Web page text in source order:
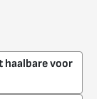
haalbare voor